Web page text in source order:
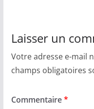
Laisser un
Votre adresse e-mail
champs obligatoires
Commentaire*